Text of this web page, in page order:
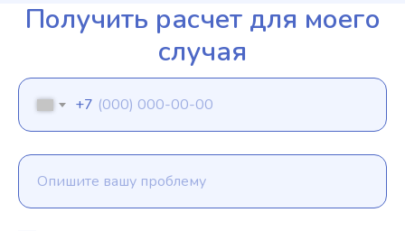
Получить расчет для моего
случая
+7